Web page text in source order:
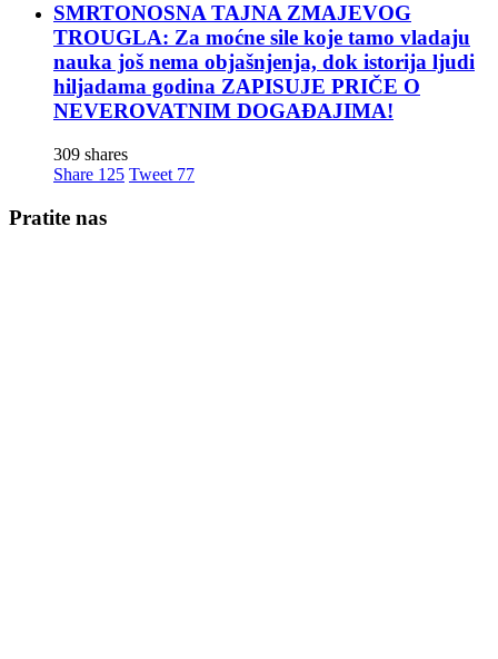
SMRTONOSNA TAJNA ZMAJEVOG
TROUGLA: Za moćne sile koje tamo vladaju
nauka još nema objašnjenja, dok istorija ljudi
hiljadama godina ZAPISUJE PRIČE O
NEVEROVATNIM DOGAĐAJIMA!
309 shares
Share 125 Tweet 77
Pratite nas